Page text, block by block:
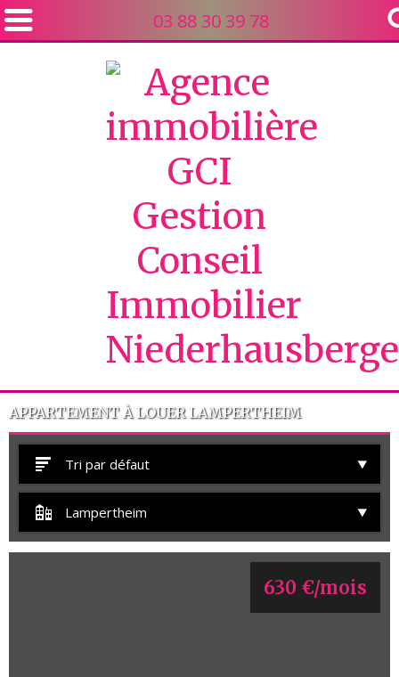
03 88 30 39 78
APPARTEMENT À LOUER LAMPERTHEIM
Tri par défaut
Lampertheim
630 €/mois